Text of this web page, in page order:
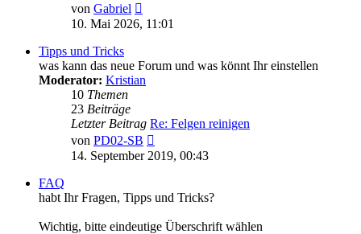
von Gabriel
Beitrag
10. Mai 2026, 11:01
Tipps und Tricks
was kann das neue Forum und was könnt Ihr einstellen
Moderator: Kristian
10 Themen
23 Beiträge
Letzter Beitrag Re: Felgen reinigen
von PD02-SB
Beitrag
14. September 2019, 00:43
FAQ
habt Ihr Fragen, Tipps und Tricks?
Wichtig, bitte eindeutige Überschrift wählen